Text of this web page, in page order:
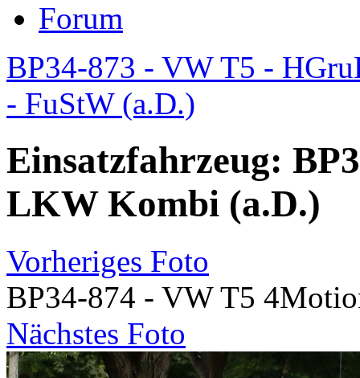
Forum
BP34-873 - VW T5 -
- FuStW (a.D.)
Einsatzfahrzeug:
LKW Kombi (a.D.)
Vorheriges Foto
BP34-874 - VW T5
Nächstes Foto